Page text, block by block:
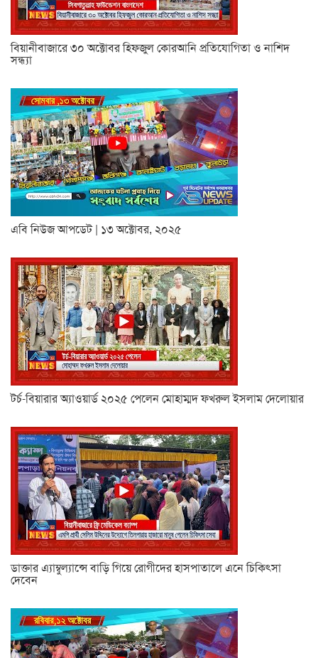
বিয়ানীবাজারে ৩০ অক্টোবর হিফজুল কোরআনি প্রতিযোগিতা ও নাশিদ
সন্ধ্যা
এবি নিউজ আপডেট | ১৩ অক্টোবর, ২০২৫
টর্চ-বিয়ারার অ্যাওয়ার্ড ২০২৫ পেলেন মোহাম্মদ ফখরুল ইসলাম দেলোয়ার
ডাক্তার এ্যাম্বুল্যান্সে বাড়ি গিয়ে রোগীদের হাসপাতালে এনে চিকিৎসা
দেবেন